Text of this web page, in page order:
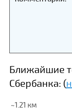
Ближайшие
Сбербанка: (
~1.21 км